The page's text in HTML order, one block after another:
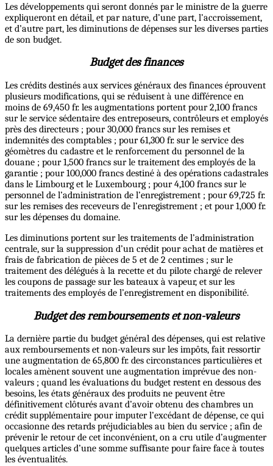
Les développements qui seront donnés par le ministre de la guerre
expliqueront en détail, et par nature, d’une part, l’accroissement,
et d’autre part, les diminutions de dépenses sur les diverses parties
de son budget.
Budget des finances
Les crédits destinés aux services généraux des finances éprouvent
plusieurs modifications, qui se réduisent à une différence en
moins de 69,450 fr. les augmentations portent pour 2,100 francs
sur le service sédentaire des entreposeurs, contrôleurs et employés
près des directeurs ; pour 30,000 francs sur les remises et
indemnités des comptables ; pour 61,300 fr. sur le service des
géomètres du cadastre et le renforcement du personnel de la
douane ; pour 1,500 francs sur le traitement des employés de la
garantie ; pour 100,000 francs destiné à des opérations cadastrales
dans le Limbourg et le Luxembourg ; pour 4,100 francs sur le
personnel de l’administration de l’enregistrement ; pour 69,725 fr.
sur les remises des receveurs de l’enregistrement ; et pour 1,000 fr.
sur les dépenses du domaine.
Les diminutions portent sur les traitements de l’administration
centrale, sur la suppression d’un crédit pour achat de matières et
frais de fabrication de pièces de 5 et de 2 centimes ; sur le
traitement des délégués à la recette et du pilote chargé de relever
les coupons de passage sur les bateaux à vapeur, et sur les
traitements des employés de l’enregistrement en disponibilité.
Budget des remboursements et non-valeurs
La dernière partie du budget général des dépenses, qui est relative
aux remboursements et non-valeurs sur les impôts, fait ressortir
une augmentation de 65,800 fr. des circonstances particulières et
locales amènent souvent une augmentation imprévue des non-
valeurs ; quand les évaluations du budget restent en dessous des
besoins, les états généraux des produits ne peuvent être
définitivement clôturés avant d’avoir obtenu des chambres un
crédit supplémentaire pour imputer l’excédant de dépense, ce qui
occasionne des retards préjudiciables au bien du service ; afin de
prévenir le retour de cet inconvénient, on a cru utile d’augmenter
quelques articles d’une somme suffisante pour faire face à toutes
les éventualités.